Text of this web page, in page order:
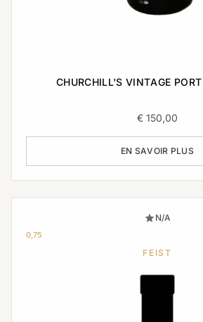
CHURCHILL'S VINTAGE
€ 150,00
EN SAVOIR PLUS
N/A
0,75
FEIST